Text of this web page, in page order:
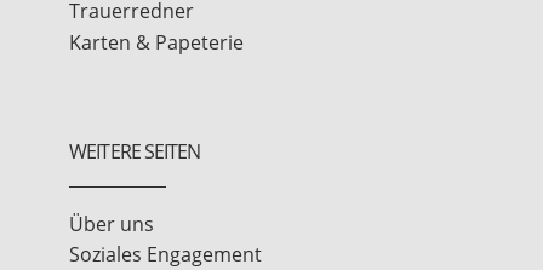
Trauerredner
Karten & Papeterie
WEITERE SEITEN
Über uns
Soziales Engagement